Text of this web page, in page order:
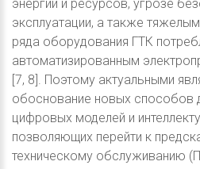
энергии и ресурсов, угрозе
эксплуатации, а также
ряда оборудования ГТК
автоматизированным
[7, 8]. Поэтому актуальными
обоснование новых способов
цифровых моделей и
позволяющих перейти к
техническому обслуживанию